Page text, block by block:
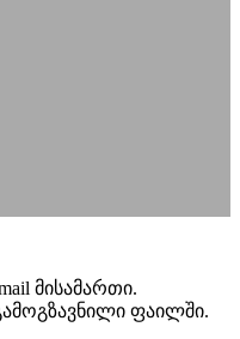
მისამართი.
ფაილში.